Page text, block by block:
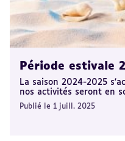
Période estivale
La saison 2024-2025
nos activités seront en
Publié le 1 juill. 2025